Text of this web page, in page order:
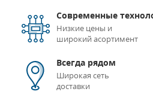
Современные
Низкие цены и
широкий асортимент
Всегда рядом
Широкая сеть
доставки